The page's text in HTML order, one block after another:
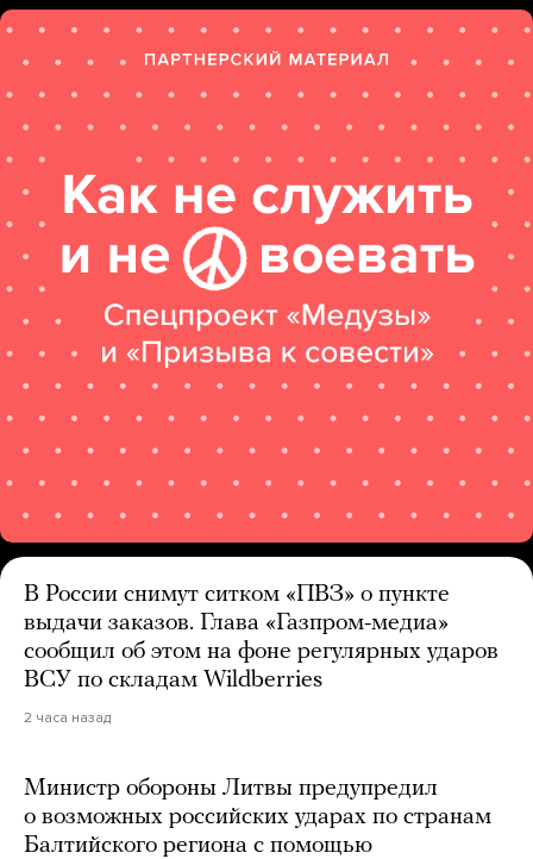
В России снимут ситком «ПВЗ» о пункте
выдачи заказов. Глава «Газпром-медиа»
сообщил об этом на фоне регулярных ударов
ВСУ по складам Wildberries
2 часа назад
Министр обороны Литвы предупредил
о возможных российских ударах по странам
Балтийского региона с помощью